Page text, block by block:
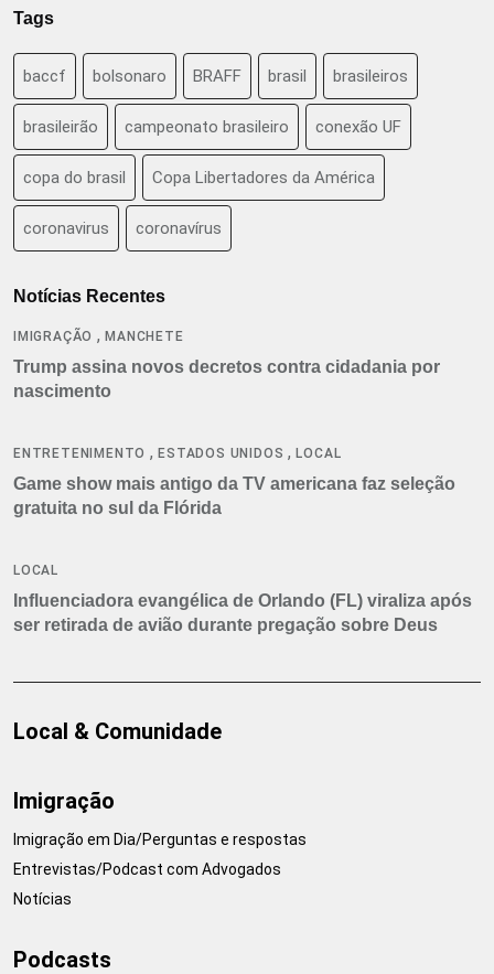
Tags
baccf bolsonaro BRAFF brasil brasileiros
brasileirão campeonato brasileiro conexão UF
copa do brasil Copa Libertadores da América
coronavirus coronavírus
Notícias Recentes
IMIGRAÇÃO ,MANCHETE
Trump assina novos decretos contra cidadania por
nascimento
ENTRETENIMENTO ,ESTADOS UNIDOS ,LOCAL
Game show mais antigo da TV americana faz seleção
gratuita no sul da Flórida
LOCAL
Influenciadora evangélica de Orlando (FL) viraliza após
ser retirada de avião durante pregação sobre Deus
Local & Comunidade
Imigração
Imigração em Dia/Perguntas e respostas
Entrevistas/Podcast com Advogados
Notícias
Podcasts